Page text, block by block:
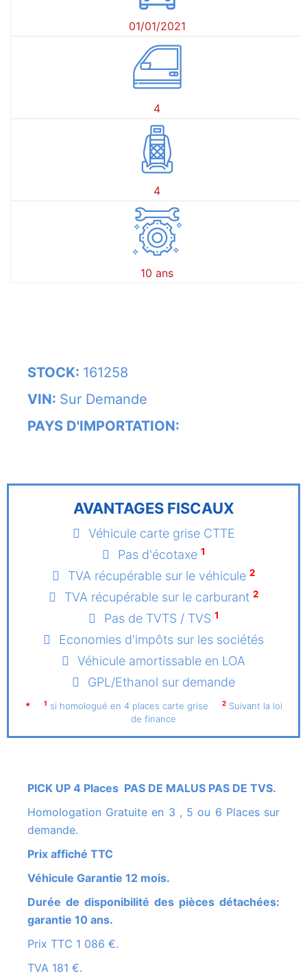
01/01/2021
4
4
10 ans
STOCK: 161258
VIN: Sur Demande
PAYS D'IMPORTATION:
AVANTAGES FISCAUX
Véhicule carte grise CTTE
Pas d'écotaxe 1
TVA récupérable sur le véhicule 2
TVA récupérable sur le carburant 2
Pas de TVTS / TVS 1
Economies d'impôts sur les sociétés
Véhicule amortissable en LOA
GPL/Ethanol sur demande
* 1 si homologué en 4 places carte grise 2 Suivant la loi
de finance
PICK UP 4 Places PAS DE MALUS PAS DE TVS.
Homologation Gratuite en 3 , 5 ou 6 Places sur
demande.
Prix affiché TTC
Véhicule Garantie 12 mois.
Durée de disponibilité des pièces détachées:
garantie 10 ans.
Prix TTC 1 086 €.
TVA 181 €.